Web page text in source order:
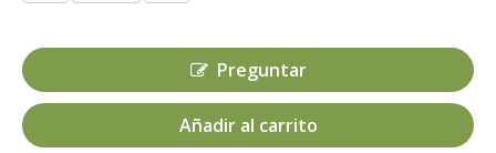
Preguntar
Añadir al carrito